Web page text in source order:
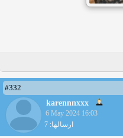
#332
karennnxxx
6 May 2024 16:03
ارسالها: 7